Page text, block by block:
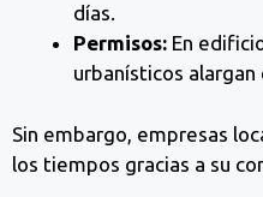
días.
Permisos: En
urbanísticos alargan
Sin embargo, empresas
los tiempos gracias a su